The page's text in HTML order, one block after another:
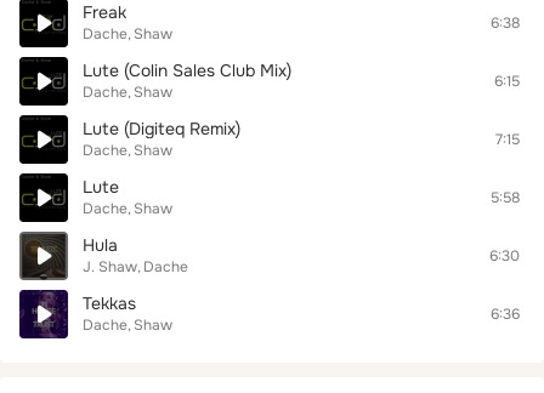
Freak
Dache Shaw
6:38
Lute (Colin Sales Club Mix)
Dache Shaw
6:15
Lute (Digiteq Remix)
Dache Shaw
7:15
Lute
Dache Shaw
5:58
Hula
J. Shaw Dache
6:30
Tekkas
Dache Shaw
6:36